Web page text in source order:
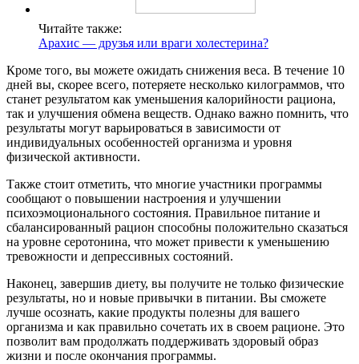
Читайте также:
Арахис — друзья или враги холестерина?
Кроме того, вы можете ожидать снижения веса. В течение 10
дней вы, скорее всего, потеряете несколько килограммов, что
станет результатом как уменьшения калорийности рациона,
так и улучшения обмена веществ. Однако важно помнить, что
результаты могут варьироваться в зависимости от
индивидуальных особенностей организма и уровня
физической активности.
Также стоит отметить, что многие участники программы
сообщают о повышении настроения и улучшении
психоэмоционального состояния. Правильное питание и
сбалансированный рацион способны положительно сказаться
на уровне серотонина, что может привести к уменьшению
тревожности и депрессивных состояний.
Наконец, завершив диету, вы получите не только физические
результаты, но и новые привычки в питании. Вы сможете
лучше осознать, какие продукты полезны для вашего
организма и как правильно сочетать их в своем рационе. Это
позволит вам продолжать поддерживать здоровый образ
жизни и после окончания программы.